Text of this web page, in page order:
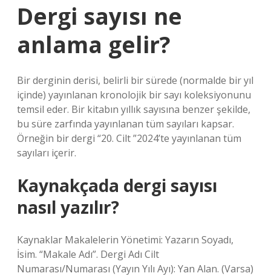
Dergi sayısı ne
anlama gelir?
Bir derginin derisi, belirli bir sürede (normalde bir yıl
içinde) yayınlanan kronolojik bir sayı koleksiyonunu
temsil eder. Bir kitabın yıllık sayısına benzer şekilde,
bu süre zarfında yayınlanan tüm sayıları kapsar.
Örneğin bir dergi “20. Cilt ”2024’te yayınlanan tüm
sayıları içerir.
Kaynakçada dergi sayısı
nasıl yazılır?
Kaynaklar Makalelerin Yönetimi: Yazarın Soyadı,
İsim. “Makale Adı”. Dergi Adı Cilt
Numarası/Numarası (Yayın Yılı Ayı): Yan Alan. (Varsa)